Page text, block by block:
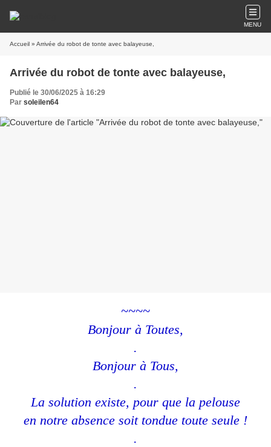
MENU
Accueil » Arrivée du robot de tonte avec balayeuse,
Arrivée du robot de tonte avec balayeuse,
Publié le 30/06/2025 à 16:29
Par soleilen64
~~~~
Bonjour à Toutes,
.
Bonjour à Tous,
.
La solution existe, pour que la pelouse
en notre absence soit tondue toute seule !
.